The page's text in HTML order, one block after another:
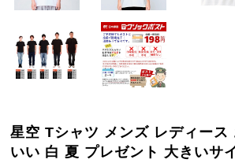
星空 Tシャツ メンズ レディース
いい 白 夏 プレゼント 大きいサ